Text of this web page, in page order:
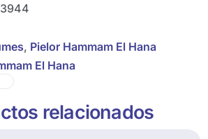
, Pielor Hammam El Hana
El Hana
relacionados